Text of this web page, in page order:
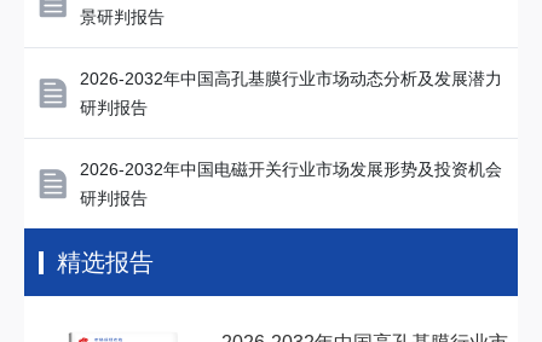
景研判报告
2026-2032年中国高孔基膜行业市场动态分析及发展潜力
研判报告
2026-2032年中国电磁开关行业市场发展形势及投资机会
研判报告
精选报告